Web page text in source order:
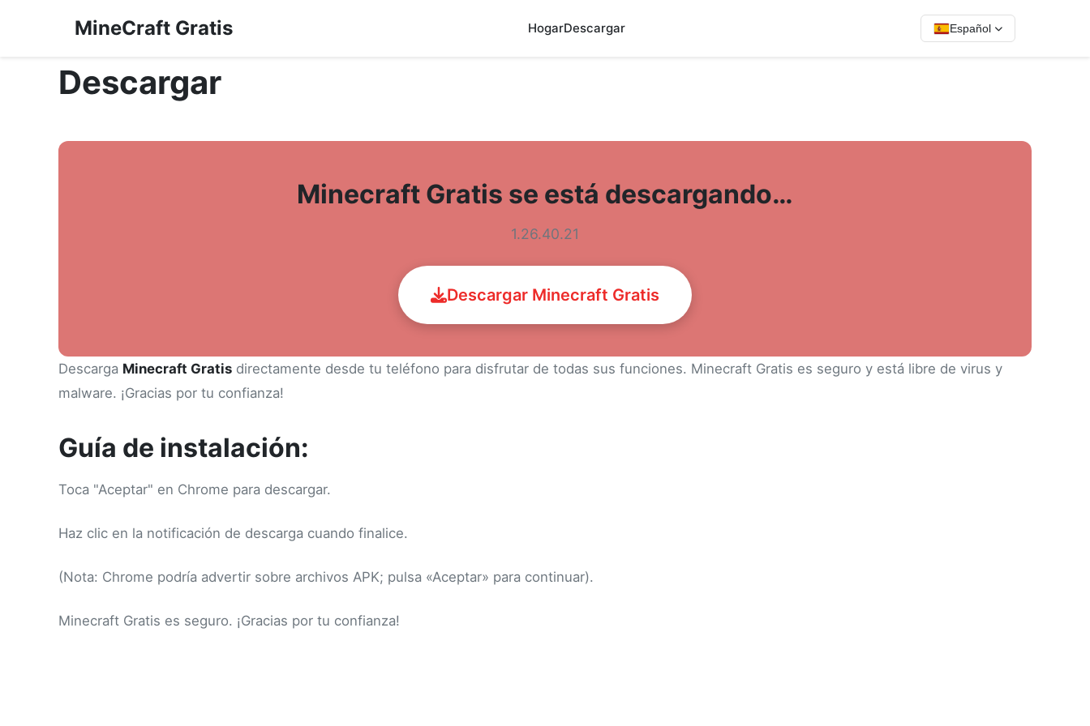
MineCraft Gratis HogarDescargar Español
Descargar
Minecraft Gratis se está descargando…
1.26.40.21
Descargar Minecraft Gratis
Descarga Minecraft Gratis directamente desde tu teléfono para disfrutar de todas sus funciones. Minecraft Gratis es seguro y está libre de virus y
malware. ¡Gracias por tu confianza!
Guía de instalación:
Toca "Aceptar" en Chrome para descargar.
Haz clic en la notificación de descarga cuando finalice.
(Nota: Chrome podría advertir sobre archivos APK; pulsa «Aceptar» para continuar).
Minecraft Gratis es seguro. ¡Gracias por tu confianza!